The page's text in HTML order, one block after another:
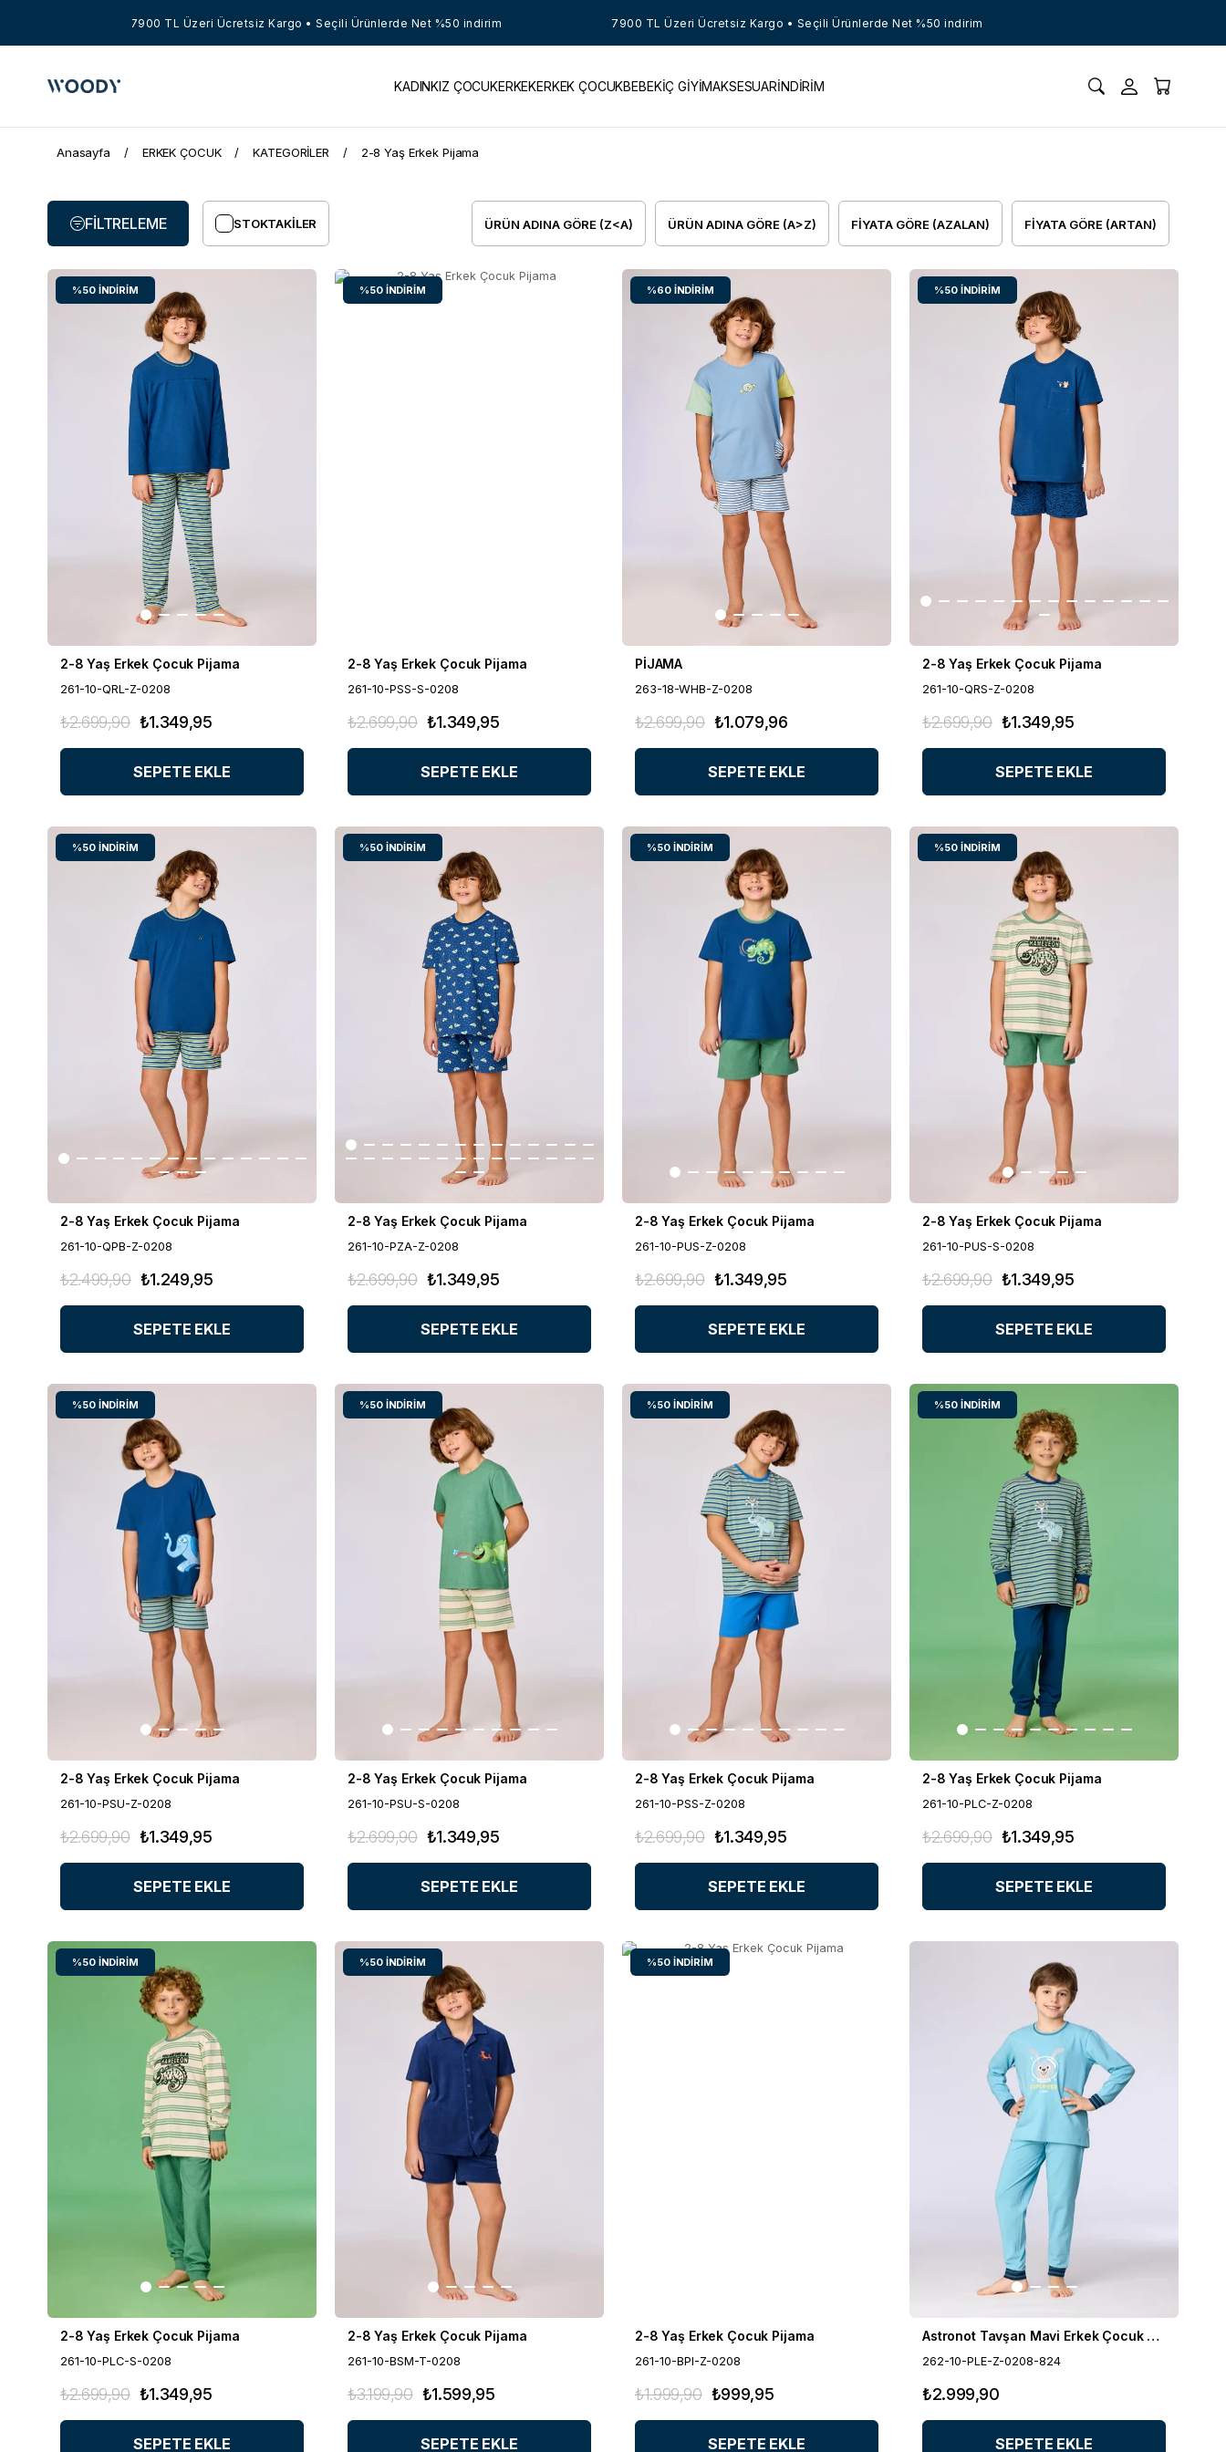
7900 TL Üzeri Ücretsiz Kargo • Seçili Ürünlerde Net %50 indirim 7900 TL Üzeri Ücretsiz Kargo • Seçili Ürünlerde Net %50 indirim
KADINKIZ ÇOCUKERKEKERKEK ÇOCUKBEBEKİÇ GİYİMAKSESUARİNDİRİM
Anasayfa ERKEK ÇOCUK KATEGORİLER 2-8 Yaş Erkek Pijama
FIYATA GÖRE (ARTAN)
FIYATA GÖRE (AZALAN)
ÜRÜN ADINA GÖRE (A>Z)
ÜRÜN ADINA GÖRE (Z<A)
STOKTAKILER
FILTRELEME
2-8 Yaş Erkek Çocuk Pijama
261-10-QRL-Z-0208
₺1.349,95
₺2.699,90
SEPETE EKLE
%50 İNDIRIM
2-8 Yaş Erkek Çocuk Pijama
261-10-PSS-S-0208
₺1.349,95
₺2.699,90
SEPETE EKLE
%50 İNDIRIM
PİJAMA
263-18-WHB-Z-0208
₺1.079,96
₺2.699,90
SEPETE EKLE
%60 İNDIRIM
2-8 Yaş Erkek Çocuk Pijama
261-10-QRS-Z-0208
₺1.349,95
₺2.699,90
SEPETE EKLE
%50 İNDIRIM
2-8 Yaş Erkek Çocuk Pijama
261-10-QPB-Z-0208
₺1.249,95
₺2.499,90
SEPETE EKLE
%50 İNDIRIM
2-8 Yaş Erkek Çocuk Pijama
261-10-PZA-Z-0208
₺1.349,95
₺2.699,90
SEPETE EKLE
%50 İNDIRIM
2-8 Yaş Erkek Çocuk Pijama
261-10-PUS-Z-0208
₺1.349,95
₺2.699,90
SEPETE EKLE
%50 İNDIRIM
2-8 Yaş Erkek Çocuk Pijama
261-10-PUS-S-0208
₺1.349,95
₺2.699,90
SEPETE EKLE
%50 İNDIRIM
2-8 Yaş Erkek Çocuk Pijama
261-10-PSU-Z-0208
₺1.349,95
₺2.699,90
SEPETE EKLE
%50 İNDIRIM
2-8 Yaş Erkek Çocuk Pijama
261-10-PSU-S-0208
₺1.349,95
₺2.699,90
SEPETE EKLE
%50 İNDIRIM
2-8 Yaş Erkek Çocuk Pijama
261-10-PSS-Z-0208
₺1.349,95
₺2.699,90
SEPETE EKLE
%50 İNDIRIM
2-8 Yaş Erkek Çocuk Pijama
261-10-PLC-Z-0208
₺1.349,95
₺2.699,90
SEPETE EKLE
%50 İNDIRIM
2-8 Yaş Erkek Çocuk Pijama
261-10-PLC-S-0208
₺1.349,95
₺2.699,90
SEPETE EKLE
%50 İNDIRIM
2-8 Yaş Erkek Çocuk Pijama
261-10-BSM-T-0208
₺1.599,95
₺3.199,90
SEPETE EKLE
%50 İNDIRIM
2-8 Yaş Erkek Çocuk Pijama
261-10-BPI-Z-0208
₺999,95
₺1.999,90
SEPETE EKLE
%50 İNDIRIM
Astronot Tavşan Mavi Erkek Çocuk Pijama
262-10-PLE-Z-0208-824
₺2.999,90
SEPETE EKLE